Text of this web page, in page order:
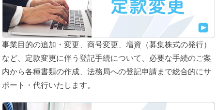
事業目的の追加・変更、商号変更、増資（募集株式の発行）
など、定款変更に伴う登記手続について、必要な手続のご案
内から各種書類の作成、法務局への登記申請まで総合的にサ
ポート・代行いたします。